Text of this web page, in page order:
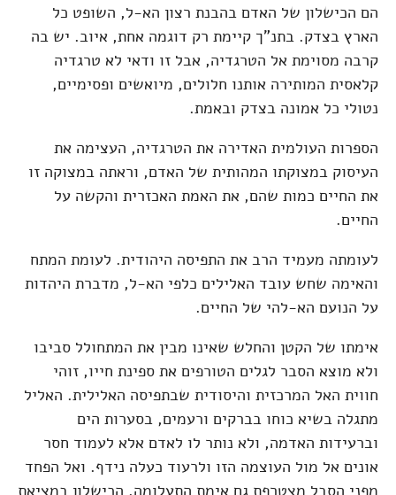
הם הכישלון של האדם בהבנת רצון הא-ל, השופט כל
הארץ בצדק. בתנ"ך קיימת רק דוגמה אחת, איוב. יש בה
קרבה מסוימת אל הטרגדיה, אבל זו ודאי לא טרגדיה
קלאסית המותירה אותנו חלולים, מיואשים ופסימיים,
נטולי כל אמונה בצדק ובאמת.
הספרות העולמית האדירה את הטרגדיה, העצימה את
העיסוק במצוקתו המהותית של האדם, וראתה במצוקה זו
את החיים כמות שהם, את האמת האכזרית והקשה על
החיים.
לעומתה מעמיד הרב את התפיסה היהודית. לעומת המתח
והאימה שחש עובד האלילים כלפי הא-ל, מדברת היהדות
על הנועם הא-להי של החיים.
אימתו של הקטן והחלש שאינו מבין את המתחולל סביבו
ולא מוצא הסבר לגלים הטורפים את ספינת חייו, זוהי
חווית האל המרכזית והיסודית שבתפיסה האלילית. האליל
מתגלה בשיא כוחו בברקים ורעמים, בסערות הים
וברעידות האדמה, ולא נותר לו לאדם אלא לעמוד חסר
אונים אל מול העוצמה הזו ולרעוד כעלה נידף. ואל הפחד
מפני הסבל מצטרפת גם אימת התעלומה. הכישלון במציאת